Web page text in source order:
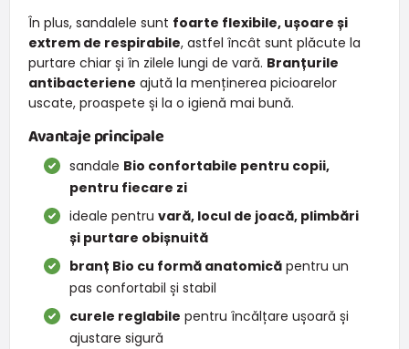
În plus, sandalele sunt foarte flexibile, ușoare și
extrem de respirabile, astfel încât sunt plăcute la
purtare chiar și în zilele lungi de vară. Branțurile
antibacteriene ajută la menținerea picioarelor
uscate, proaspete și la o igienă mai bună.
Avantaje principale
sandale Bio confortabile pentru copii,
pentru fiecare zi
ideale pentruvară, locul de joacă, plimbări
și purtare obișnuită
branț Bio cu formă anatomică pentru un
pas confortabil și stabil
curele reglabile pentru încălțare ușoară și
ajustare sigură